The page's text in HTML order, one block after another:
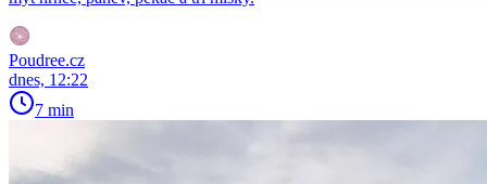
Poudree.cz
dnes, 12:22
7 min